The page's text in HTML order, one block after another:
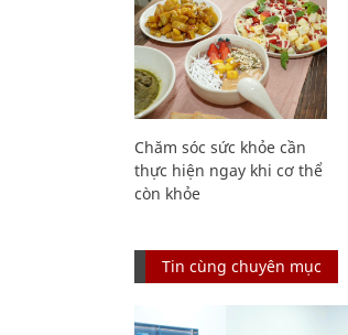
Chăm sóc sức khỏe cần
thực hiện ngay khi cơ thể
còn khỏe
Tin cùng chuyên mục